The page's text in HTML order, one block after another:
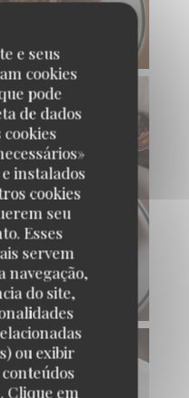
e seus
cookies
pode
de dados
cookies
instalados
cookies
seu
Esses
servem
navegação,
do site,
ou exibir
Clique em